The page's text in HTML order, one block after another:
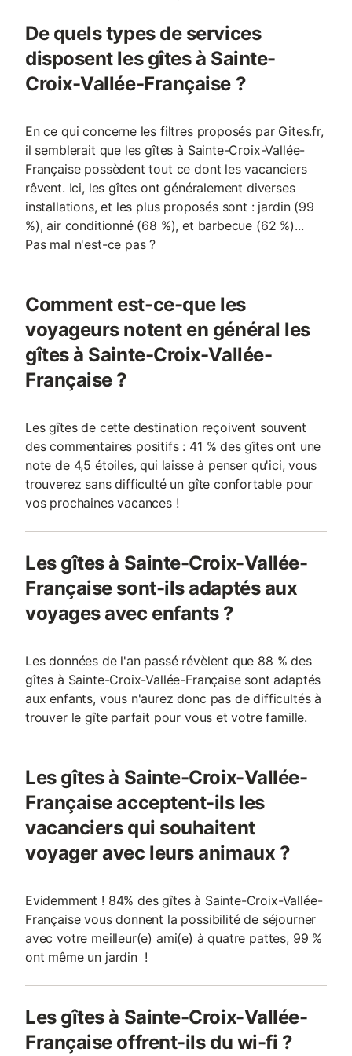
De quels types de services
disposent les gîtes à Sainte-
Croix-Vallée-Française ?
En ce qui concerne les filtres proposés par Gites.fr,
il semblerait que les gîtes à Sainte-Croix-Vallée-
Française possèdent tout ce dont les vacanciers
rêvent. Ici, les gîtes ont généralement diverses
installations, et les plus proposés sont : jardin (99
%), air conditionné (68 %), et barbecue (62 %)...
Pas mal n'est-ce pas ?
Comment est-ce-que les
voyageurs notent en général les
gîtes à Sainte-Croix-Vallée-
Française ?
Les gîtes de cette destination reçoivent souvent
des commentaires positifs : 41 % des gîtes ont une
note de 4,5 étoiles, qui laisse à penser qu'ici, vous
trouverez sans difficulté un gîte confortable pour
vos prochaines vacances !
Les gîtes à Sainte-Croix-Vallée-
Française sont-ils adaptés aux
voyages avec enfants ?
Les données de l'an passé révèlent que 88 % des
gîtes à Sainte-Croix-Vallée-Française sont adaptés
aux enfants, vous n'aurez donc pas de difficultés à
trouver le gîte parfait pour vous et votre famille.
Les gîtes à Sainte-Croix-Vallée-
Française acceptent-ils les
vacanciers qui souhaitent
voyager avec leurs animaux ?
Evidemment ! 84% des gîtes à Sainte-Croix-Vallée-
Française vous donnent la possibilité de séjourner
avec votre meilleur(e) ami(e) à quatre pattes, 99 %
ont même un jardin !
Les gîtes à Sainte-Croix-Vallée-
Française offrent-ils du wi-fi ?